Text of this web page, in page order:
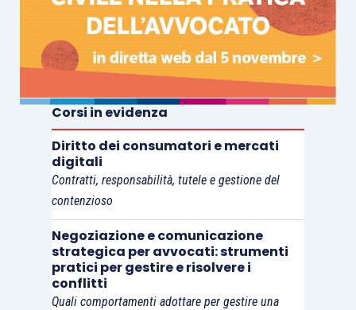
Corsi in evidenza
Diritto dei consumatori e mercati
digitali
Contratti, responsabilità, tutele e gestione del
contenzioso
Negoziazione e comunicazione
strategica per avvocati: strumenti
pratici per gestire e risolvere i
conflitti
Quali comportamenti adottare per gestire una